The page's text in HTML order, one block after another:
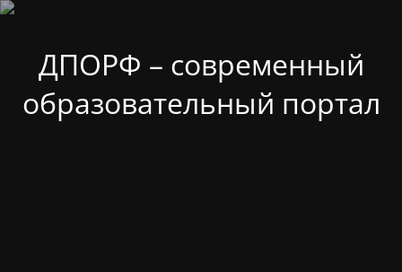
ДПОРФ – современный
образовательный портал